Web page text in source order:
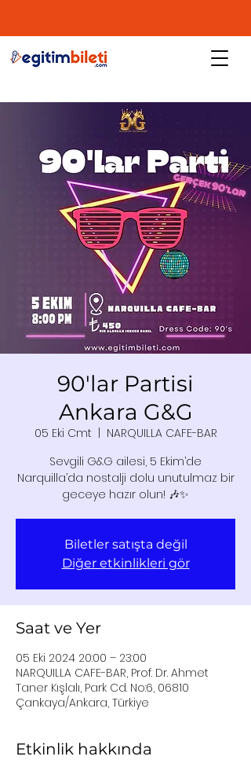
90'lar Partisi
Ankara G&G
05 Eki Cmt
NARQUILLA CAFE-BAR
Sevgili G&G ailesi, 5 Ekim’de
Narquilla’da nostalji dolu unutulmaz bir
geceye hazır olun! 🎶✨
Biletler satışta değil
Diğer etkinlikleri gör
Saat ve Yer
05 Eki 2024 20:00 – 23:00
NARQUILLA CAFE-BAR, Prof. Dr. Ahmet
Taner Kışlalı, Park Cd. No:6, 06810
Çankaya/Ankara, Türkiye
Etkinlik hakkında